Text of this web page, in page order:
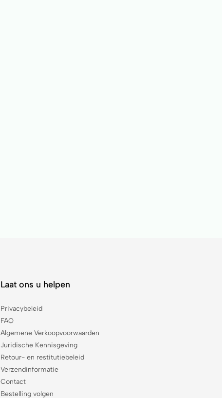
Laat ons u helpen
Privacybeleid
FAQ
Algemene Verkoopvoorwaarden
Juridische Kennisgeving
Retour- en restitutiebeleid
Verzendinformatie
Contact
Bestelling volgen